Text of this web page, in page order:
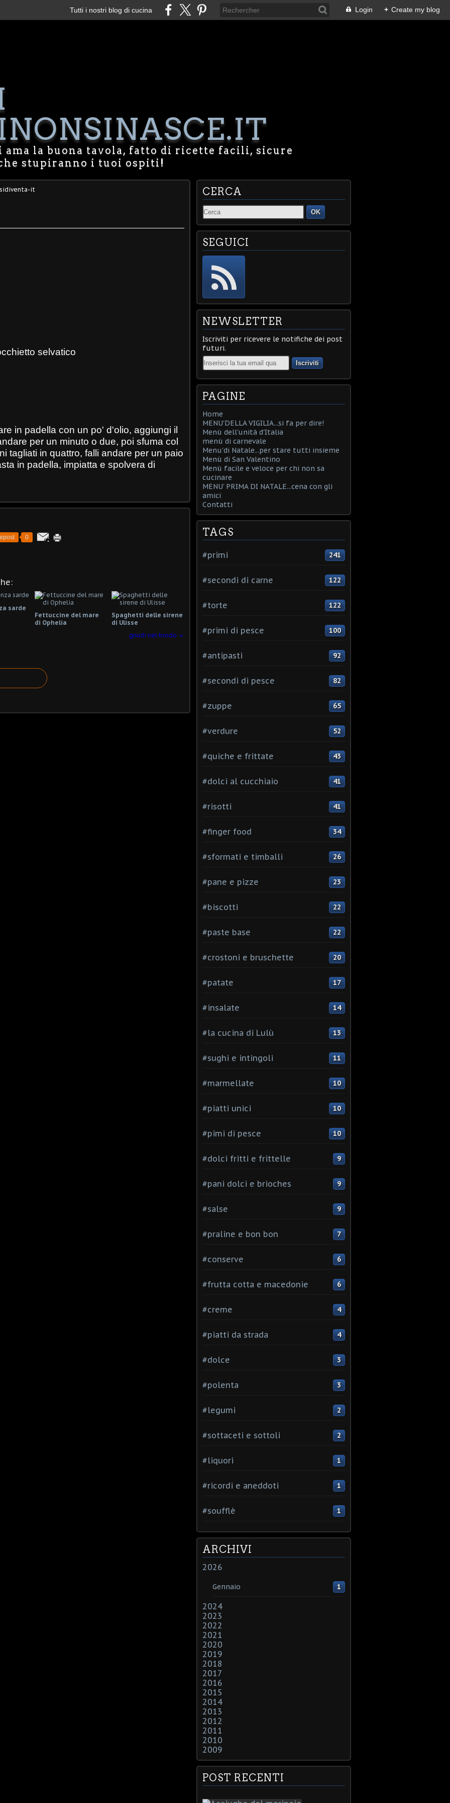
Tutti i nostri blog di cucina Login + Create my blog
ama la buona tavola, fatto di ricette facili, sicure
stupiranno i tuoi ospiti!
it
selvatico
in padella con un po' d'olio, aggiungi il
per un minuto o due, poi sfuma col
tagliati in quattro, falli andare per un paio
in padella, impiatta e spolvera di
0
sarde
Fettuccine del mare
di Ophelia
Spaghetti delle sirene
di Ulisse
gnudi nel brodo
CERCA
OK
SEGUICI
NEWSLETTER
Iscriviti per ricevere le notifiche dei post
futuri.
Email
PAGINE
Home
MENU'DELLA VIGILIA...si fa per dire!
Menù dell'unità d'Italia
menù di carnevale
Menu'di Natale...per stare tutti insieme
Menù di San Valentino
Menù facile e veloce per chi non sa
cucinare
MENU' PRIMA DI NATALE...cena con gli
amici
Contatti
TAGS
#primi 241
#secondi di carne 122
#torte 122
#primi di pesce 100
#antipasti 92
#secondi di pesce 82
#zuppe 65
#verdure 52
#quiche e frittate 43
#dolci al cucchiaio 41
#risotti 41
#finger food 34
#sformati e timballi 26
#pane e pizze 23
#biscotti 22
#paste base 22
#crostoni e bruschette 20
#patate 17
#insalate 14
#la cucina di Lulù 13
#sughi e intingoli 11
#marmellate 10
#piatti unici 10
#pimi di pesce 10
#dolci fritti e frittelle 9
#pani dolci e brioches 9
#salse 9
#praline e bon bon 7
#conserve 6
#frutta cotta e macedonie 6
#creme 4
#piatti da strada 4
#dolce 3
#polenta 3
#legumi 2
#sottaceti e sottoli 2
#liquori 1
#ricordi e aneddoti 1
#soufflè 1
ARCHIVI
2026
Gennaio 1
2024
2023
2022
2021
2020
2019
2018
2017
2016
2015
2014
2013
2012
2011
2010
2009
POST RECENTI